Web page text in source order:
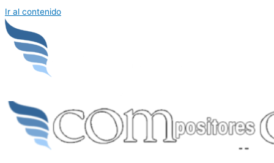
Ir al contenido